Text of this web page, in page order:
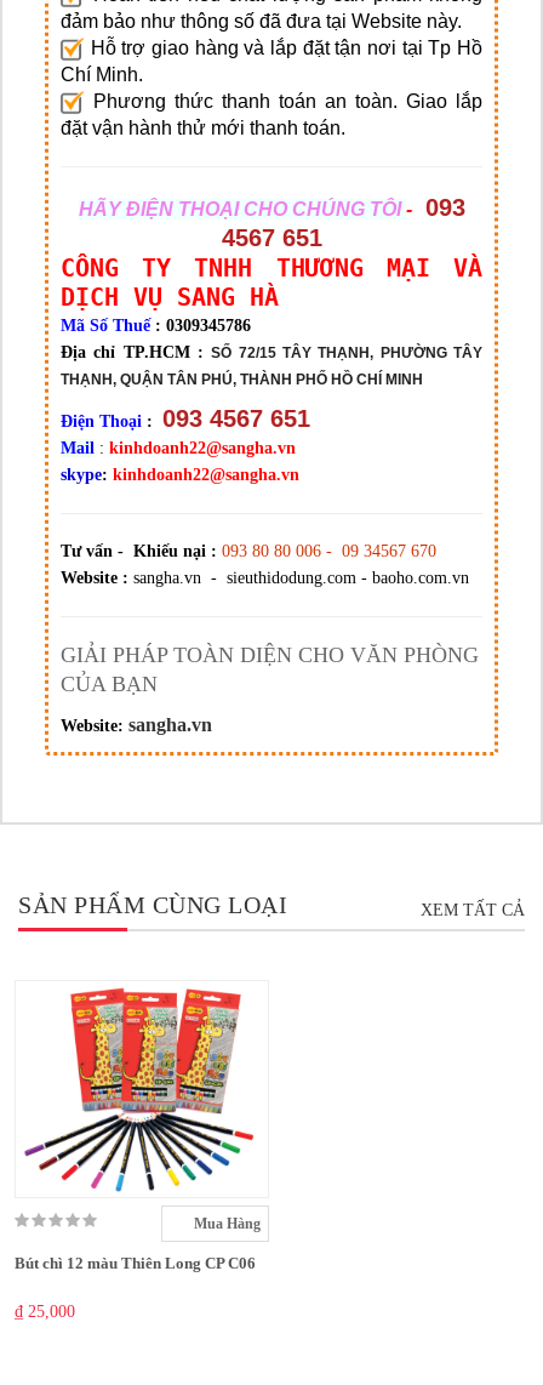
đảm bảo như thông số đã đưa tại Website này.
Hỗ trợ giao hàng và lắp đặt tận nơi tại Tp Hồ
Chí Minh.
Phương thức thanh toán an toàn. Giao lắp
đặt vận hành thử mới thanh toán.
HÃY ĐIỆN THOẠI CHO CHÚNG TÔI -
093
4567 651
CÔNG TY TNHH THƯƠNG MẠI VÀ
DỊCH VỤ SANG HÀ
Mã Số Thuế : 0309345786
Địa chỉ TP.HCM : SỐ 72/15 TÂY THẠNH, PHƯỜNG TÂY
THẠNH, QUẬN TÂN PHÚ, THÀNH PHỐ HỒ CHÍ MINH
Điện Thoại : 093 4567 651
Mail : kinhdoanh22@sangha.vn
skype: kinhdoanh22@sangha.vn
Tư vấn - Khiếu nại : 093 80 80 006 - 09 34567 670
Website : sangha.vn - sieuthidodung.com - baoho.com.vn
GIẢI PHÁP TOÀN DIỆN CHO VĂN PHÒNG
CỦA BẠN
Website: sangha.vn
SẢN PHẨM CÙNG LOẠI XEM TẤT CẢ
Mua Hàng
Bút chì 12 màu Thiên Long CP C06
₫ 25,000